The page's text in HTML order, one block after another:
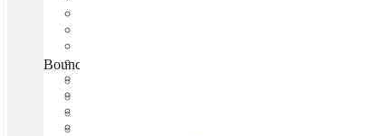
BounceSpace, Amsterdam, 1054 HG